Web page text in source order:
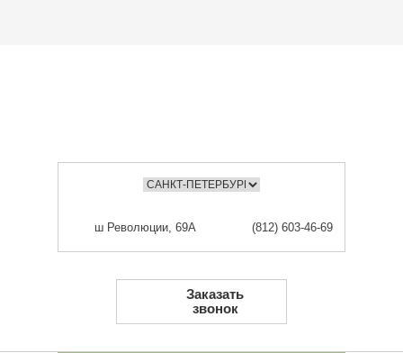
ш Революции, 69А (812) 603-46-69
Заказать
звонок